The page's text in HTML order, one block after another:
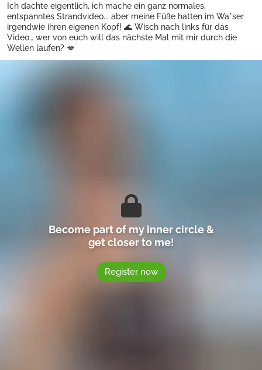
Ich dachte eigentlich, ich mache ein ganz normales,
entspanntes Strandvideo... aber meine Füße hatten im Wa*ser
irgendwie ihren eigenen Kopf! 🌊 Wisch nach links für das
Video… wer von euch will das nächste Mal mit mir durch die
Wellen laufen? 💋
Become part of my inner circle &
get closer to me!
Register now